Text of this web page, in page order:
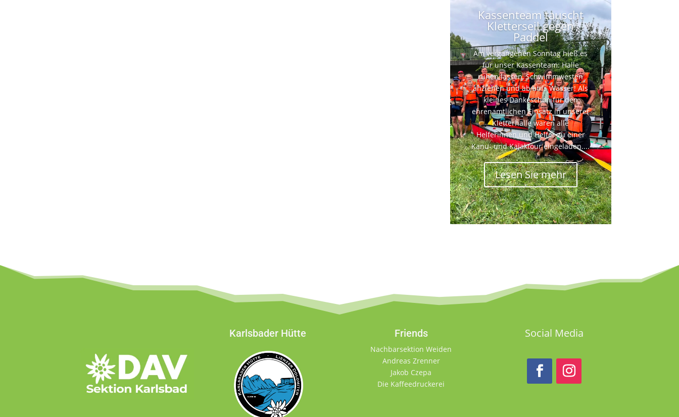
Kassenteam tauscht
Kletterseil gegen
Paddel
Am vergangenen Sonntag hieß es
für unser Kassenteam: Halle
ruhen lassen, Schwimmwesten
anziehen und ab aufs Wasser! Als
kleines Dankeschön für den
ehrenamtlichen Einsatz in unserer
Kletterhalle waren alle
Helferinnen und Helfer zu einer
Kanu- und Kajaktour eingeladen....
Lesen Sie mehr
Karlsbader Hütte Friends
Nachbarsektion Weiden
Andreas Zrenner
Jakob Czepa
Die Kaffeedruckerei
Social Media